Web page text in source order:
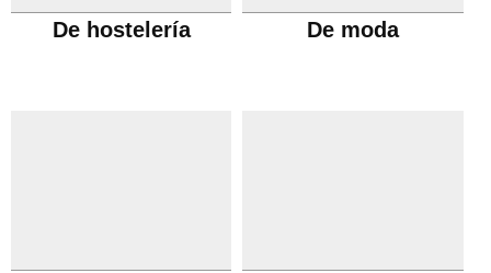
De hostelería De moda